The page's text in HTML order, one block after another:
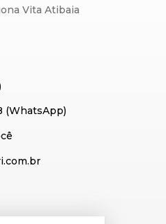
Vita Atibaia
(WhatsApp)